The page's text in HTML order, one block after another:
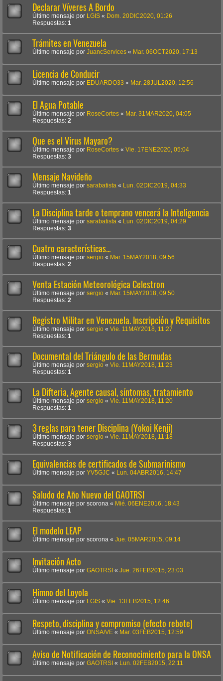
Declarar Víveres A Bordo
Último mensaje por LGIS « Dom. 20DIC2020, 01:26
Respuestas: 1
Trámites en Venezuela
Último mensaje por JuancServices « Mar. 06OCT2020, 17:13
Licencia de Conducir
Último mensaje por EDUARDO33 « Mar. 28JUL2020, 12:56
El Agua Potable
Último mensaje por RoseCortes « Mar. 31MAR2020, 04:05
Respuestas: 2
Que es el Virus Mayaro?
Último mensaje por RoseCortes « Vie. 17ENE2020, 05:04
Respuestas: 3
Mensaje Navideño
Último mensaje por sarabatista «
Lun. 02DIC2019, 04:33
Respuestas: 1
La Disciplina tarde o temprano vencerá la Inteligencia
Último mensaje por sarabatista «
Lun. 02DIC2019, 04:29
Respuestas: 3
Cuatro características...
Último mensaje por sergio « Mar. 15MAY2018, 09:56
Respuestas: 2
Venta Estación Meteorológica Celestron
Último mensaje por sergio « Mar. 15MAY2018, 09:50
Respuestas: 2
Registro Militar en Venezuela. Inscripción y Requisitos
Último mensaje por sergio « Vie. 11MAY2018, 11:27
Respuestas: 1
Documental del Triángulo de las Bermudas
Último mensaje por sergio « Vie. 11MAY2018, 11:23
Respuestas: 1
La Difteria, Agente causal, síntomas, tratamiento
Último mensaje por sergio « Vie. 11MAY2018, 11:20
Respuestas: 1
3 reglas para tener Disciplina (Yokoi Kenji)
Último mensaje por sergio « Vie. 11MAY2018, 11:18
Respuestas: 3
Equivalencias de certificados de Submarinismo
Último mensaje por YV5GJC « Lun. 04ABR2016, 14:47
Saludo de Año Nuevo del GAOTRSI
Último mensaje por scorona « Mié. 06ENE2016, 18:43
Respuestas: 1
El modelo LEAP
Último mensaje por scorona « Jue. 05MAR2015, 09:14
Invitación Acto
Último mensaje por GAOTRSI « Jue. 26FEB2015, 23:03
Himno del Loyola
Último mensaje por LGIS « Vie. 13FEB2015, 12:46
Respeto, disciplina y compromiso (efecto rebote)
Último mensaje por ONSA/VE « Mar. 03FEB2015, 12:59
Aviso de Notificación de Reconocimiento para la ONSA
Último mensaje por GAOTRSI « Lun. 02FEB2015, 22:11